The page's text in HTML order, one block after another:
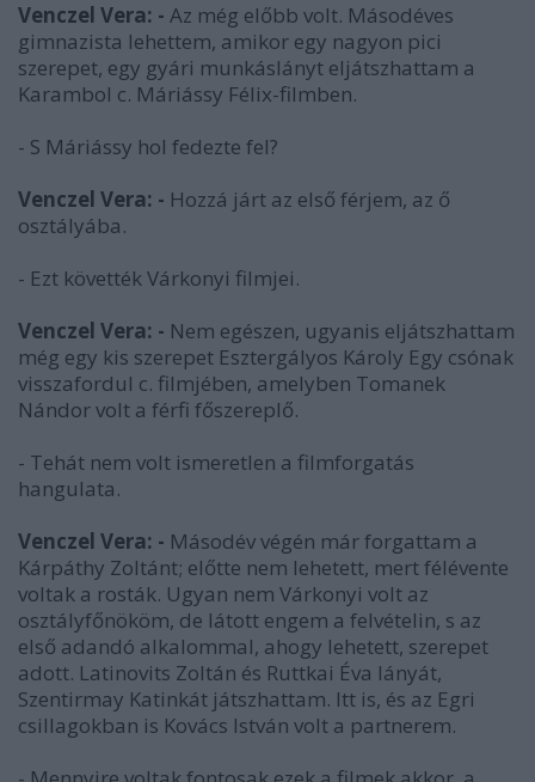
Venczel Vera: - Az még előbb volt. Másodéves
gimnazista lehettem, amikor egy nagyon pici
szerepet, egy gyári munkáslányt eljátszhattam a
Karambol c. Máriássy Félix-filmben.
- S Máriássy hol fedezte fel?
Venczel Vera: - Hozzá járt az első férjem, az ő
osztályába.
- Ezt követték Várkonyi filmjei.
Venczel Vera: - Nem egészen, ugyanis eljátszhattam
még egy kis szerepet Esztergályos Károly Egy csónak
visszafordul c. filmjében, amelyben Tomanek
Nándor volt a férfi főszereplő.
- Tehát nem volt ismeretlen a filmforgatás
hangulata.
Venczel Vera: - Másodév végén már forgattam a
Kárpáthy Zoltánt; előtte nem lehetett, mert félévente
voltak a rosták. Ugyan nem Várkonyi volt az
osztályfőnököm, de látott engem a felvételin, s az
első adandó alkalommal, ahogy lehetett, szerepet
adott. Latinovits Zoltán és Ruttkai Éva lányát,
Szentirmay Katinkát játszhattam. Itt is, és az Egri
csillagokban is Kovács István volt a partnerem.